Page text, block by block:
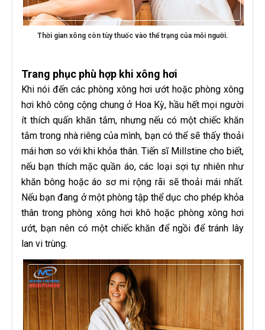
Thời gian xông còn tùy thuốc vào thể trạng của mỗi người.
Trang phục phù hợp khi xông hơi
Khi nói đến các phòng xông hơi ướt hoặc phòng xông
hơi khô công cộng chung ở Hoa Kỳ, hầu hết mọi người
ít thích quấn khăn tắm, nhưng nếu có một chiếc khăn
tắm trong nhà riêng của mình, bạn có thể sẽ thấy thoải
mái hơn so với khi khỏa thân. Tiến sĩ Millstine cho biết,
nếu bạn thích mặc quần áo, các loại sợi tự nhiên như
khăn bông hoặc áo sơ mi rộng rãi sẽ thoải mái nhất.
Nếu bạn đang ở một phòng tập thể dục cho phép khỏa
thân trong phòng xông hơi khô hoặc phòng xông hơi
ướt, bạn nên có một chiếc khăn để ngồi để tránh lây
lan vi trùng.